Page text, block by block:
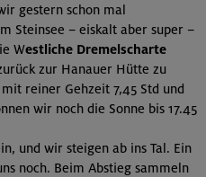
gestern schon mal
Steinsee – eiskalt aber super –
Westliche Dremelscharte
zur Hanauer Hütte zu
reiner Gehzeit 7,45 Std und
wir noch die Sonne bis 17.45
und wir steigen ab ins Tal. Ein
noch. Beim Abstieg sammeln